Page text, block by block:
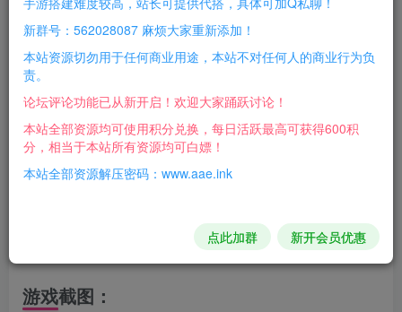
游戏介绍：
一键端，有手就行！
注意事项
在搭建过程中，可能会遇到各种问题，建议仔细阅读搭建教
程，并尝试自己解决。
如果遇到无法解决的问题，可以在相关论坛或社区寻求帮
请遵守相关法律法规，不要利用搭建的游戏环境从事任何违
游戏截图：
新群号：562028087 麻烦大家重新添加！
本站资源切勿用于任何商业用途，本站不对任何人的商业行为负
责。
论坛评论功能已从新开启！欢迎大家踊跃讨论！
本站全部资源均可使用积分兑换，每日活跃最高可获得600积
分，相当于本站所有资源均可白嫖！
本站全部资源解压密码：www.aae.ink
点此加群 新开会员优惠